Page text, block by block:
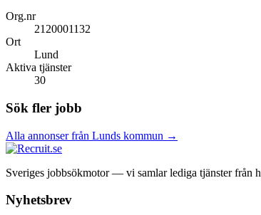
Org.nr
2120001132
Ort
Lund
Aktiva tjänster
30
Sök fler jobb
Alla annonser från Lunds kommun →
Sveriges jobbsökmotor — vi samlar lediga tjänster från
Nyhetsbrev